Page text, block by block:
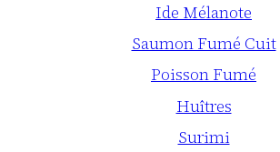
Ide Mélanote
Saumon Fumé Cuit
Poisson Fumé
Huîtres
Surimi